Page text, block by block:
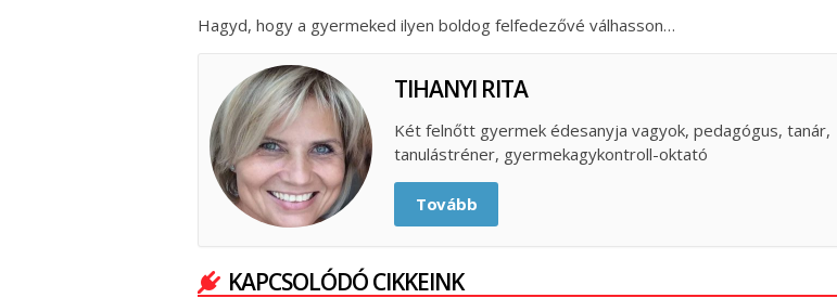
Hagyd, hogy a gyermeked ilyen boldog felfedezővé válhasson…
TIHANYI RITA
Két felnőtt gyermek édesanyja vagyok, pedagógus, tanár,
tanulástréner, gyermekagykontroll-oktató
Tovább
KAPCSOLÓDÓ CIKKEINK